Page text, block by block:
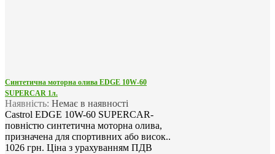
Синтетична моторна олива EDGE 10W-60
SUPERCAR 1л.
Наявність: Немає в наявності
Castrol EDGE 10W-60 SUPERCAR-
повністю синтетична моторна олива,
призначена для спортивних або висок..
1026 грн. Ціна з урахуванням ПДВ